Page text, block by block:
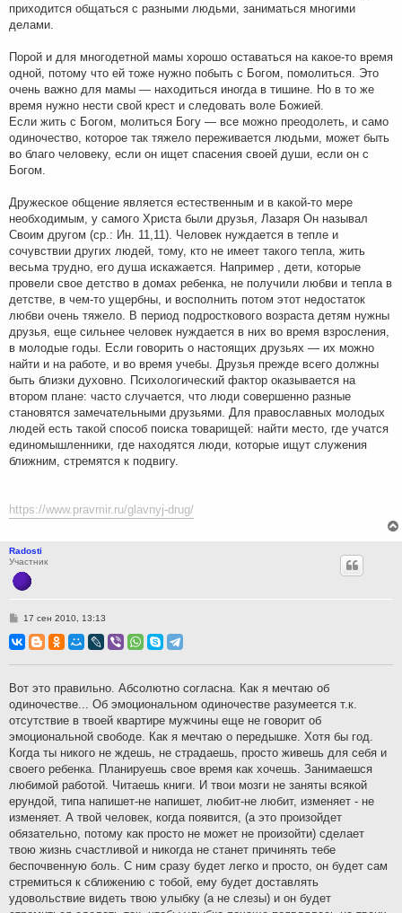
приходится общаться с разными людьми, заниматься многими
делами.
Порой и для многодетной мамы хорошо оставаться на какое-то время
одной, потому что ей тоже нужно побыть с Богом, помолиться. Это
очень важно для мамы — находиться иногда в тишине. Но в то же
время нужно нести свой крест и следовать воле Божией.
Если жить с Богом, молиться Богу — все можно преодолеть, и само
одиночество, которое так тяжело переживается людьми, может быть
во благо человеку, если он ищет спасения своей души, если он с
Богом.
Дружеское общение является естественным и в какой-то мере
необходимым, у самого Христа были друзья, Лазаря Он называл
Своим другом (ср.: Ин. 11,11). Человек нуждается в тепле и
сочувствии других людей, тому, кто не имеет такого тепла, жить
весьма трудно, его душа искажается. Например , дети, которые
провели свое детство в домах ребенка, не получили любви и тепла в
детстве, в чем-то ущербны, и восполнить потом этот недостаток
любви очень тяжело. В период подросткового возраста детям нужны
друзья, еще сильнее человек нуждается в них во время взросления,
в молодые годы. Если говорить о настоящих друзьях — их можно
найти и на работе, и во время учебы. Друзья прежде всего должны
быть близки духовно. Психологический фактор оказывается на
втором плане: часто случается, что люди совершенно разные
становятся замечательными друзьями. Для православных молодых
людей есть такой способ поиска товарищей: найти место, где учатся
единомышленники, где находятся люди, которые ищут служения
ближним, стремятся к подвигу.
https://www.pravmir.ru/glavnyj-drug/
Radosti
Участник
С
о
б
и
е
17 сен 2010, 13:13
Вот это правильно. Абсолютно согласна. Как я мечтаю об
одиночестве... Об эмоциональном одиночестве разумеется т.к.
отсутствие в твоей квартире мужчины еще не говорит об
эмоциональной свободе. Как я мечтаю о передышке. Хотя бы год.
Когда ты никого не ждешь, не страдаешь, просто живешь для себя и
своего ребенка. Планируешь свое время как хочешь. Занимаешся
любимой работой. Читаешь книги. И твои мозги не заняты всякой
ерундой, типа напишет-не напишет, любит-не любит, изменяет - не
изменяет. А твой человек, когда появится, (а это произойдет
обязательно, потому как просто не может не произойти) сделает
твою жизнь счастливой и никогда не станет причинять тебе
беспочвенную боль. С ним сразу будет легко и просто, он будет сам
стремиться к сближению с тобой, ему будет доставлять
удовольствие видеть твою улыбку (а не слезы) и он будет